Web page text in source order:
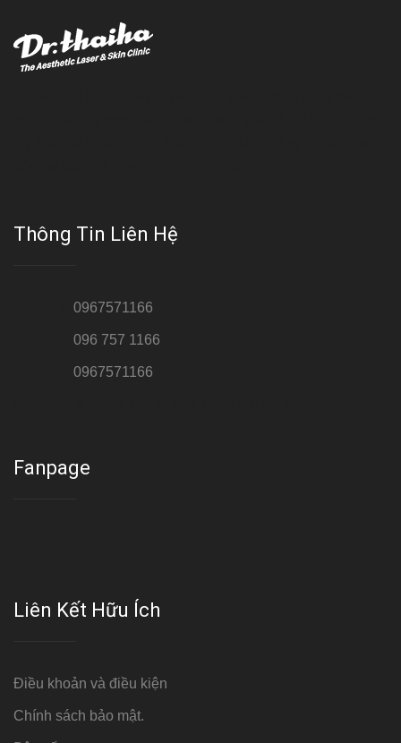
Thông Tin Liên Hệ
0967571166
096 757 1166
0967571166
Fanpage
Liên Kết Hữu Ích
Điều khoản và điều kiện
Chính sách bảo mật.